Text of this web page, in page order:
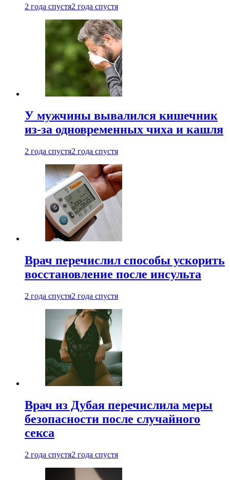
2 года спустя2 года спустя
У мужчины вывалился кишечник
из-за одновременных чиха и кашля
2 года спустя2 года спустя
Врач перечислил способы ускорить
восстановление после инсульта
2 года спустя2 года спустя
Врач из Дубая перечислила меры
безопасности после случайного
секса
2 года спустя2 года спустя